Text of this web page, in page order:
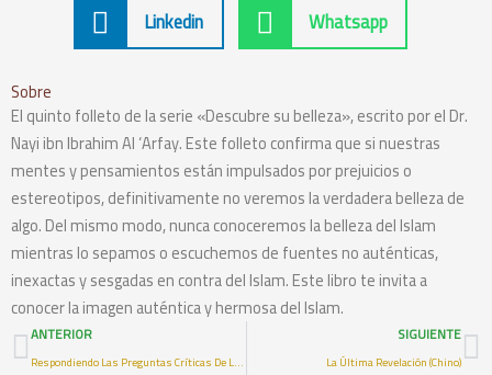
Linkedin
Whatsapp
Sobre
El quinto folleto de la serie «Descubre su belleza», escrito por el Dr.
Nayi ibn Ibrahim Al ‘Arfay. Este folleto confirma que si nuestras
mentes y pensamientos están impulsados por prejuicios o
estereotipos, definitivamente no veremos la verdadera belleza de
algo. Del mismo modo, nunca conoceremos la belleza del Islam
mientras lo sepamos o escuchemos de fuentes no auténticas,
inexactas y sesgadas en contra del Islam. Este libro te invita a
conocer la imagen auténtica y hermosa del Islam.
Prev
ANTERIOR
Respondiendo Las Preguntas Críticas De La Humanidad (Chino)
SIGUIENTE
La Última Revelación (Chino)